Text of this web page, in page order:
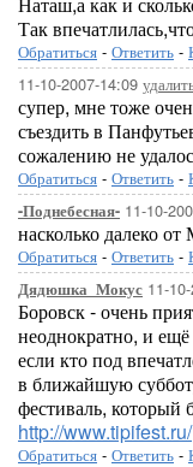
Так
Обратиться - Ответить -
11-10-2007-14:09
супер, мне тоже
съездить в
сожалению не
Обратиться - Ответить -
-Поднебесная- 11-10-
насколько далеко
Обратиться - Ответить -
Дядюшка_Мокус 11-
Боровск - очень
неоднократно, и
если кто под
в ближайшую
фестиваль, который
http://www.tipifest.ru/
Обратиться - Ответить -